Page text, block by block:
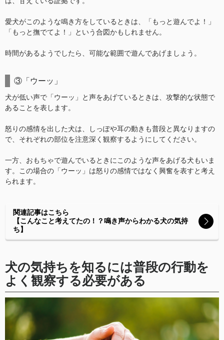
愛犬がこのような鳴き方をしているときは、「もっと遊んでよ！」
「もっと撫でてよ！」という合図かもしれません。
時間があるようでしたら、可能な範囲で遊んであげましょう。
③「ウーッ」
犬が低い声で「ウーッ」と声をあげているときは、攻撃的な状態で
あることを表します。
怒りの感情を出した犬は、しっぽや耳の動きも普段と異なりますの
で、それぞれの部位を注意深く観察するようにしてください。
一方、おもちゃで遊んでいるときにこのような声をあげる犬もいま
す。この場合の「ウーッ」は怒りの感情ではなく興奮を表すと考え
られます。
関連記事はこちら
【こんなこと考えてたの！？鳴き声からわかる犬の気持
ち】
犬の気持ちを知るには普段の行動を
よく観察する必要がある